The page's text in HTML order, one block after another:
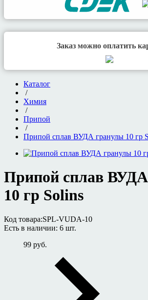
Заказ можно оплатить
Каталог
/
Химия
/
Припой
/
Припой сплав ВУДА гранулы 10 гр
Припой сплав
10 гр Solins
Код товара:SPL-VUDA-10
Есть в наличии: 6 шт.
99 руб.